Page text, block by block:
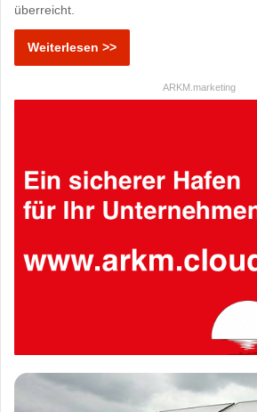
überreicht.
Weiterlesen >>
ARKM.marketing